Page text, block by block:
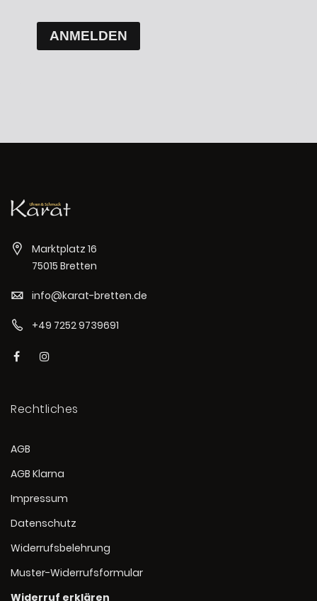
ANMELDEN
Marktplatz 16
75015 Bretten
info@karat-bretten.de
+49 7252 9739691
Rechtliches
AGB
AGB Klarna
Impressum
Datenschutz
Widerrufsbelehrung
Muster-Widerrufsformular
Widerruf erklären